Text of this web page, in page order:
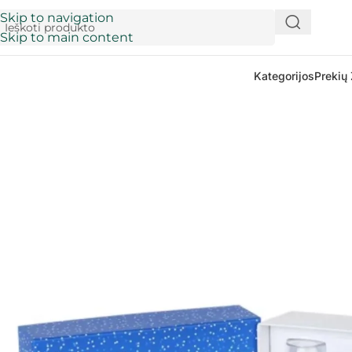
Skip to navigation
Skip to main content
KategorijosPrekių